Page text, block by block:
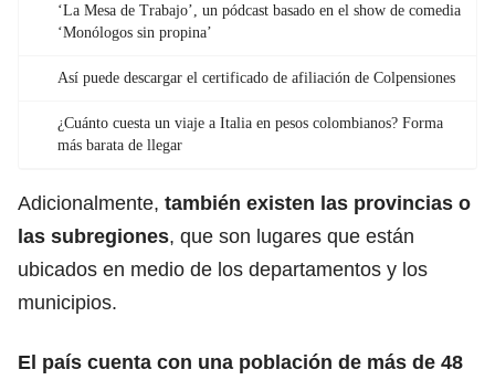
‘La Mesa de Trabajo’, un pódcast basado en el show de comedia
‘Monólogos sin propina’
Así puede descargar el certificado de afiliación de Colpensiones
¿Cuánto cuesta un viaje a Italia en pesos colombianos? Forma
más barata de llegar
Adicionalmente, también existen las provincias o
las subregiones, que son lugares que están
ubicados en medio de los departamentos y los
municipios.
El país cuenta con una población de más de 48